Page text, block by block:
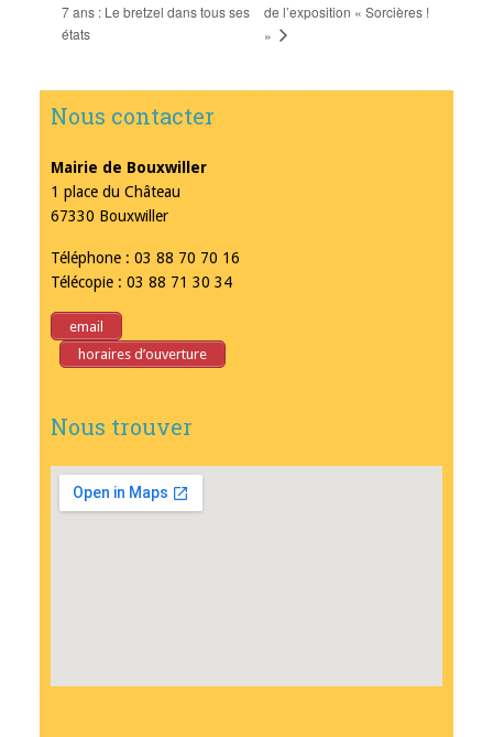
7 ans : Le bretzel dans tous ses
états
de l’exposition « Sorcières !
»
Nous contacter
Mairie de Bouxwiller
1 place du Château
67330 Bouxwiller
Téléphone : 03 88 70 70 16
Télécopie : 03 88 71 30 34
email
horaires d’ouverture
Nous trouver